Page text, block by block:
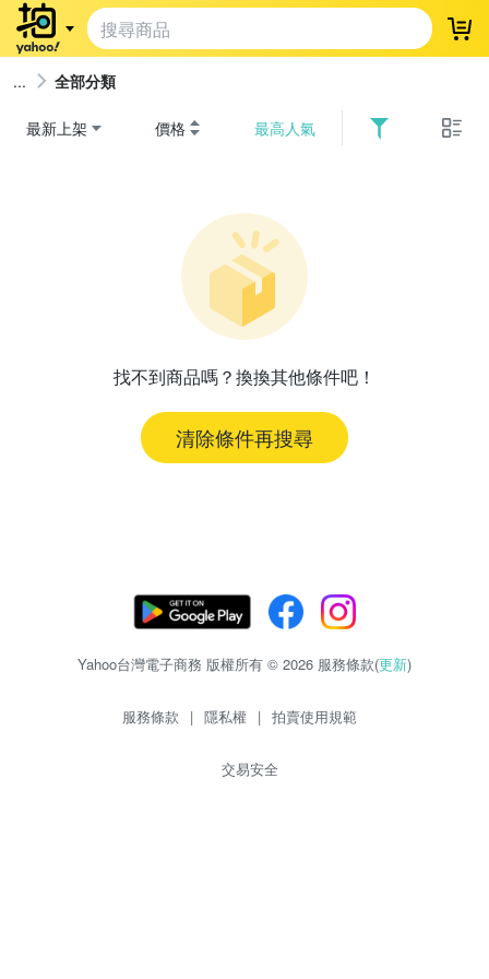
登
全部分類
最新上架 價格 最高人氣
找不到商品嗎？換換其他條件吧！
清除條件再搜尋
Yahoo台灣電子商務 版權所有 © 2026 服務條款(更新)
服務條款 | 隱私權 | 拍賣使用規範
交易安全